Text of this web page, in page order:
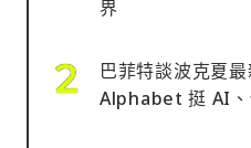
界
巴菲特談波克夏
Alphabet 挺 AI、